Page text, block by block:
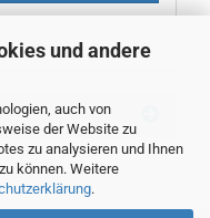
und andere
auch von
der Website zu
zu analysieren und Ihnen
können. Weitere
.